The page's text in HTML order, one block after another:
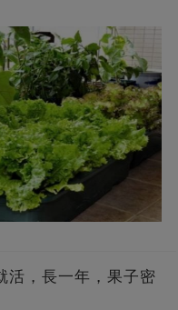
活，長一年，果子密